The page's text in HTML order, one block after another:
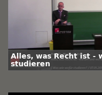
Alles, was Recht ist -
studieren